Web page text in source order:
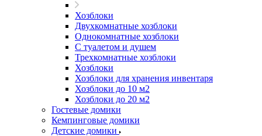
Хозблоки
Двухкомнатные хозблоки
Однокомнатные хозблоки
С туалетом и душем
Трехкомнатные хозблоки
Хозблоки
Хозблоки для хранения инвентаря
Хозблоки до 10 м2
Хозблоки до 20 м2
Гостевые домики
Кемпинговые домики
Детские домики